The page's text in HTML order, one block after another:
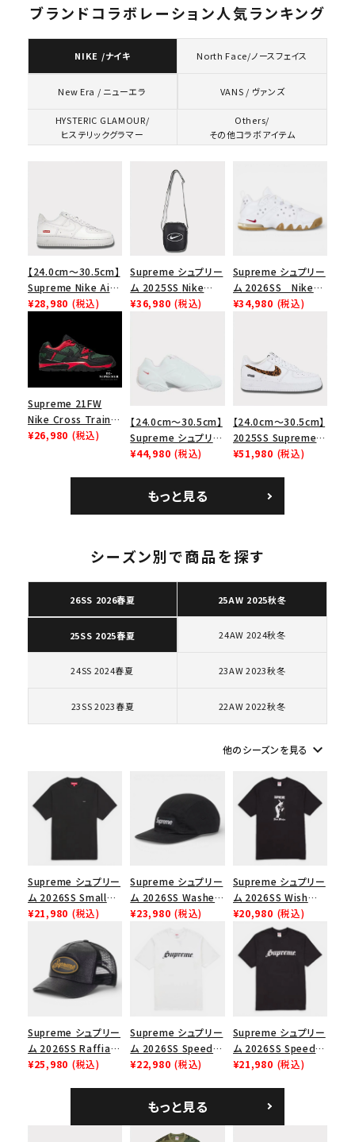
2026SS 2025AW 2025SS
Tシャツ・ロングスリーブ
ショルダー・ウエストバッグ
ブラックスウェット
カテゴリーから探す
コラボレーションブランドから探す
価格から探す
円 ～
在庫のない商品を表示する
絞り込んで検索する
ブランドコラボレーション人気ランキング
NIKE /ナイキ North Face/ノースフェイス
New Era / ニューエラ VANS / ヴァンズ
HYSTERIC GLAMOUR/
ヒステリックグラマー
Others/
その他コラボアイテム
【24.0cm～30.5cm】
Supreme Nike Air
Force 1 Low シュプ
ース１スニーカー シ
ューズ ホワイト
¥28,980 (税込)
Supreme シュプリー
ム 2025SS Nike
Leather Shoulder
¥36,980 (税込)
Supreme シュプリー
ム 2026SS Nike
SB Air Max 2 CB 94
ロー SP ホワイト
¥34,980 (税込)
Supreme 21FW
Nike Cross Trainer
Low ナイキクロスト
¥26,980 (税込)
【24.0cm～30.5cm】
Supreme シュプリー
ム 2023AW Nike
カー ホワイト 白
¥44,980 (税込)
【24.0cm～30.5cm】
2025SS Supreme
GOODENOUGH
ムグッドイナフ ナイキ
エアフォース１スニー
ト
¥51,980 (税込)
もっと見る
シーズン別で商品を探す
26SS 2026春夏 25AW 2025秋冬
25SS 2025春夏 24AW 2024秋冬
24SS 2024春夏 23AW 2023秋冬
23SS 2023春夏 22AW 2022秋冬
他のシーズンを見る keyboard_arrow_down
Supreme シュプリー
ム 2026SS Small
Box Tee スモールボ
¥21,980 (税込)
Supreme シュプリー
ム 2026SS Washed
Chino Twill Camp
ップ ブラック
¥23,980 (税込)
Supreme シュプリー
ム 2026SS Wish
Tee ウィッシュTシ
ャツ ブラック
¥20,980 (税込)
Supreme シュプリー
ム 2026SS Raffia
Mesh Back 5-Panel
¥25,980 (税込)
Supreme シュプリー
ム 2026SS Speed
Tee スピードTシャツ
¥22,980 (税込)
Supreme シュプリー
ム 2026SS Speed
Tee スピードTシャツ
¥21,980 (税込)
もっと見る